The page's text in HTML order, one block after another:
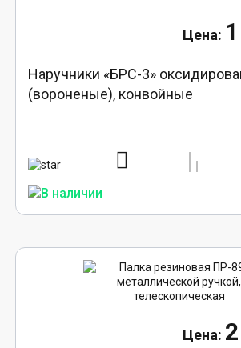
Наручники «БРС-3»
(вороненые), конвойные